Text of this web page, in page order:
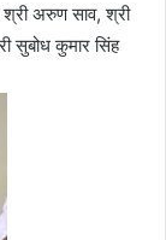
अरुण साव, श्री
सुबोध कुमार सिंह